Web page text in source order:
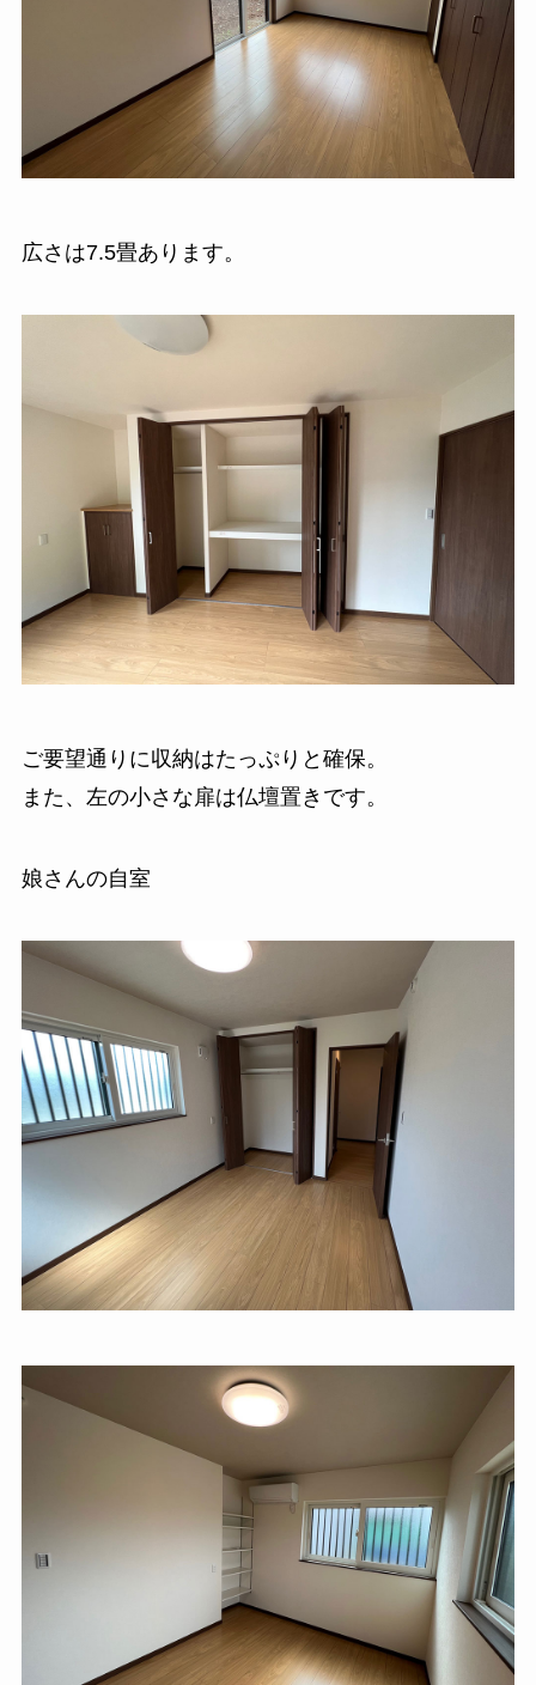
広さは7.5畳あります。
ご要望通りに収納はたっぷりと確保。
また、左の小さな扉は仏壇置きです。
娘さんの自室